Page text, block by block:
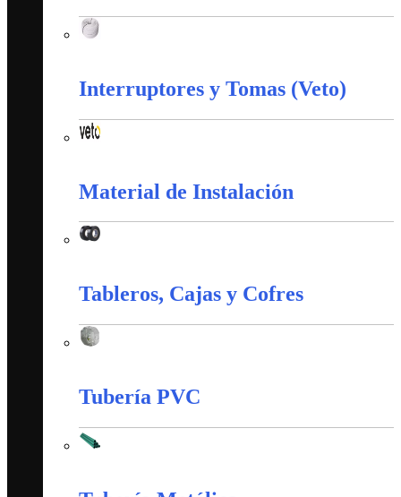
Interruptores y Tomas (Veto)
Material de Instalación
Tableros, Cajas y Cofres
Tubería PVC